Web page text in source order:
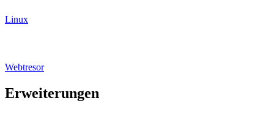
Linux
Webtresor
Erweiterungen